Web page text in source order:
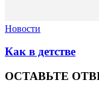
Новости
Как в детстве
ОСТАВЬТЕ